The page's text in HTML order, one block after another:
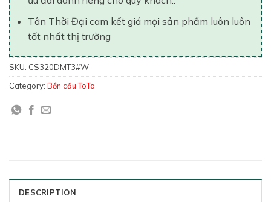
Tân Thời Đại cam kết giá mọi sản phẩm luôn luôn
tốt nhất thị trường
SKU: CS320DMT3#W
Category: Bồn cầu ToTo
DESCRIPTION